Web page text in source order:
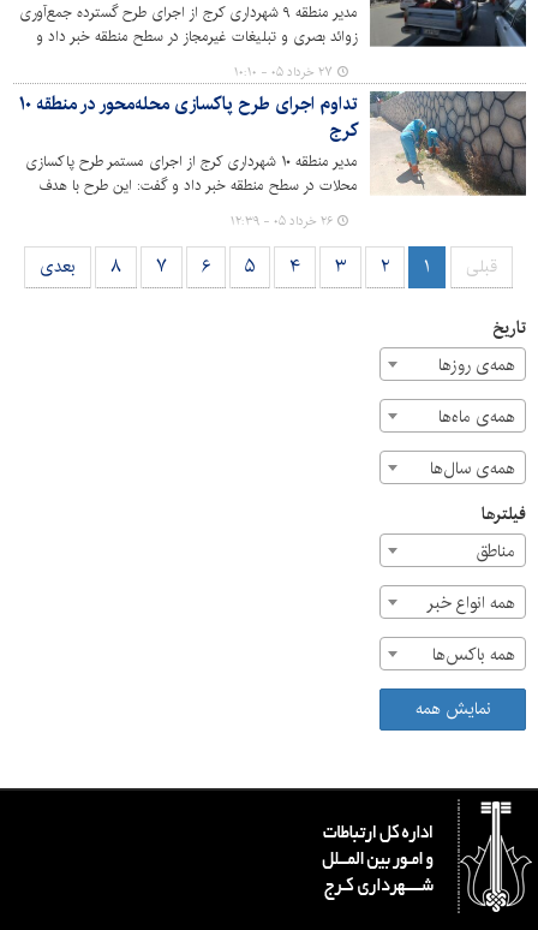
مدیر منطقه ۹ شهرداری کرج از اجرای طرح گسترده جمع‌آوری
زوائد بصری و تبلیغات غیرمجاز در سطح منطقه خبر داد و
گفت: ارتقای کیفیت منظر شهری و ساماندهی فضاهای
عمومی از اولویت‌های مدیریت شهری در منطقه ۹ است.
۲۷ خرداد ۰۵ - ۱۰:۱۰
تداوم اجرای طرح پاکسازی محله‌محور در منطقه ۱۰
کرج
مدیر منطقه ۱۰ شهرداری کرج از اجرای مستمر طرح پاکسازی
محلات در سطح منطقه خبر داد و گفت: این طرح با هدف
ارتقای کیفیت خدمات شهری، بهبود سیمای شهری و افزایش
رضایتمندی شهروندان به‌صورت محله‌محور در حال اجراست.
۲۶ خرداد ۰۵ - ۱۲:۳۹
قبلی ۱ ۲ ۳ ۴ ۵ ۶ ۷ ۸ بعدی
تاریخ
همه‌ی روزها
همه‌ی ماه‌ها
همه‌ی سال‌ها
فیلترها
مناطق
همه انواع خبر
همه باکس‌ها
نمایش همه